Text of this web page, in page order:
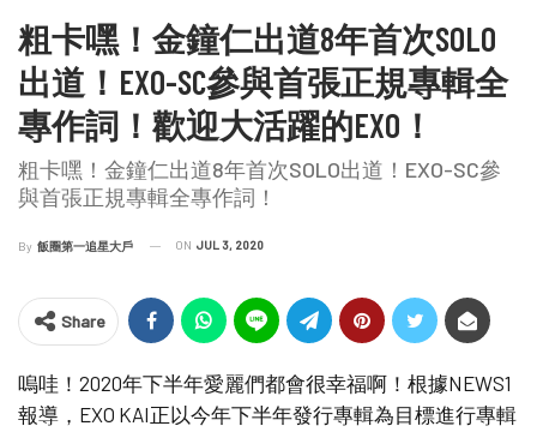
粗卡嘿！金鐘仁出道8年首次SOLO
出道！EXO-SC參與首張正規專輯全
專作詞！歡迎大活躍的EXO！
粗卡嘿！金鐘仁出道8年首次SOLO出道！EXO-SC參
與首張正規專輯全專作詞！
By 飯圈第一追星大戶 ON JUL 3, 2020
Share
嗚哇！2020年下半年愛麗們都會很幸福啊！根據NEWS1
報導，EXO KAI正以今年下半年發行專輯為目標進行專輯